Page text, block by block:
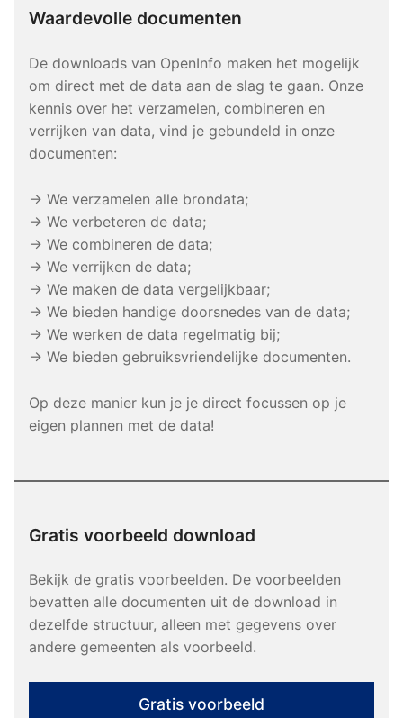
Waardevolle documenten
De downloads van OpenInfo maken het mogelijk
om direct met de data aan de slag te gaan. Onze
kennis over het verzamelen, combineren en
verrijken van data, vind je gebundeld in onze
documenten:
→ We verzamelen alle brondata;
→ We verbeteren de data;
→ We combineren de data;
→ We verrijken de data;
→ We maken de data vergelijkbaar;
→ We bieden handige doorsnedes van de data;
→ We werken de data regelmatig bij;
→ We bieden gebruiksvriendelijke documenten.
Op deze manier kun je je direct focussen op je
eigen plannen met de data!
Gratis voorbeeld download
Bekijk de gratis voorbeelden. De voorbeelden
bevatten alle documenten uit de download in
dezelfde structuur, alleen met gegevens over
andere gemeenten als voorbeeld.
Gratis voorbeeld